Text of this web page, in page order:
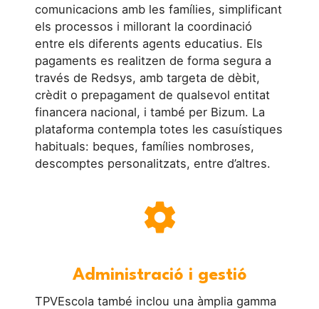
comunicacions amb les famílies, simplificant
els processos i millorant la coordinació
entre els diferents agents educatius. Els
pagaments es realitzen de forma segura a
través de Redsys, amb targeta de dèbit,
crèdit o prepagament de qualsevol entitat
financera nacional, i també per Bizum. La
plataforma contempla totes les casuístiques
habituals: beques, famílies nombroses,
descomptes personalitzats, entre d’altres.
settings
Administració i gestió
TPVEscola també inclou una àmplia gamma